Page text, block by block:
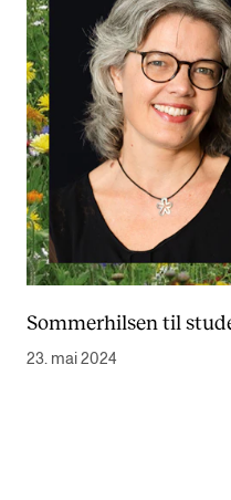
Sommerhilsen til
23. mai 2024